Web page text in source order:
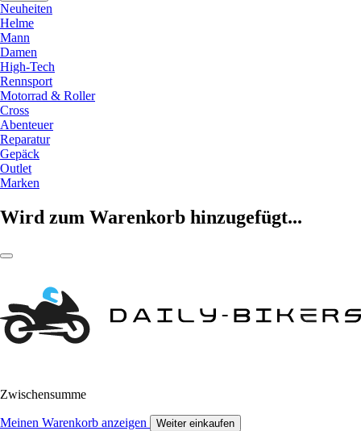
Neuheiten
Helme
Mann
Damen
High-Tech
Rennsport
Motorrad & Roller
Cross
Abenteuer
Reparatur
Gepäck
Outlet
Marken
Wird zum Warenkorb hinzugefügt...
Zwischensumme
Meinen Warenkorb anzeigen Weiter einkaufen